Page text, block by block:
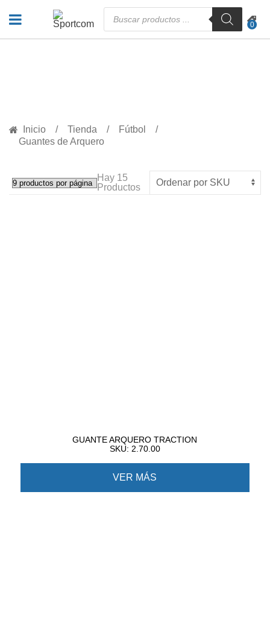
Búsqueda
de
productos
0
Inicio Tienda
Fútbol
Guantes de Arquero
Hay 15
Productos
GUANTE ARQUERO TRACTION
SKU: 2.70.00
VER MÁS